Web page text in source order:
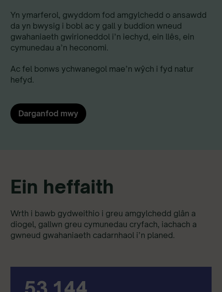
Yn ymarferol, gwyddom fod amgylchedd o ansawdd
da yn bwysig i bobl ac y gall y buddion wneud
gwahaniaeth gwirioneddol i’n iechyd, ein llês, ein
cymunedau a’n heconomi.
Ac fel bonws ychwanegol mae’n wŷch i fyd natur
hefyd.
Darganfod mwy
Ein heffaith
Wrth i bawb gydweithio i greu amgylchedd glân a
diogel, gallwn greu cymunedau cryfach, iachach a
gwneud gwahaniaeth cadarnhaol i’n planed.